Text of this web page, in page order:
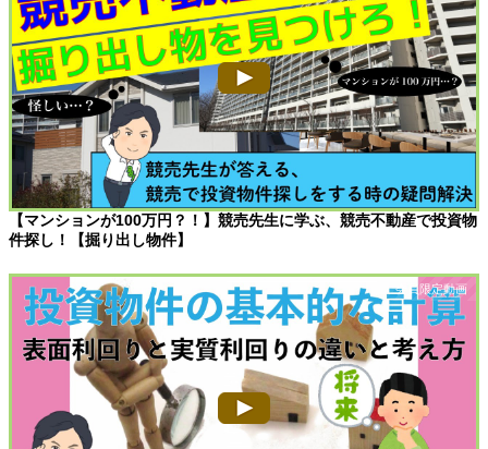
【マンションが100万円？！】競売先生に学ぶ、競売不動産で投資物
件探し！【掘り出し物件】